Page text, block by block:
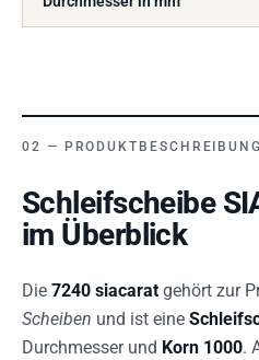
PRODUKTBESCHREIBUNG
Schleifscheibe
im Überblick
Die 7240 siacarat gehört zur
Scheiben und ist eine
Durchmesser und Korn 1000.